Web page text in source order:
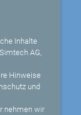
Inhalte
AG,
Hinweise
und
nehmen wir